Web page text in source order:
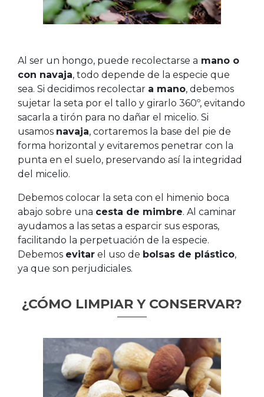
Al ser un hongo, puede recolectarse a mano o
con navaja, todo depende de la especie que
sea. Si decidimos recolectar a mano, debemos
sujetar la seta por el tallo y girarlo 360º, evitando
sacarla a tirón para no dañar el micelio. Si
usamos navaja, cortaremos la base del pie de
forma horizontal y evitaremos penetrar con la
punta en el suelo, preservando así la integridad
del micelio.
Debemos colocar la seta con el himenio boca
abajo sobre una cesta de mimbre. Al caminar
ayudamos a las setas a esparcir sus esporas,
facilitando la perpetuación de la especie.
Debemos evitar el uso de bolsas de plástico,
ya que son perjudiciales.
¿CÓMO LIMPIAR Y CONSERVAR?